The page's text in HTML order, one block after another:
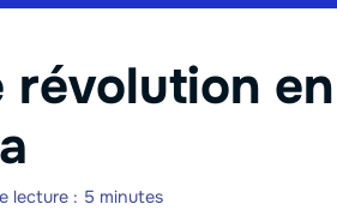
révolution en
lecture : 5 minutes